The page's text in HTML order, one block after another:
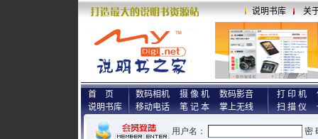
说明书库 关
首 页
说明书库
数码相机 摄 像 机
数码影音
移动电话
笔 记 本 掌上无线
打 印 机
扫 描 仪